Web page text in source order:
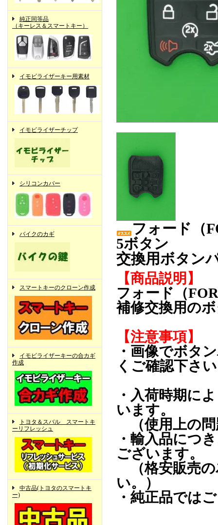
純正同等品
（キーレス＆スマートキー）
イモビライザーキー用素材
イモビライザーチップ
シリコンカバー
バイクのカギ
スマートキーのクローン作成
イモビライザーキーの合カギ
作成
トヨタ＆スバル スマートキ
ーリフレッシュ
中古品(トヨタのスマートキ
ー)
フォード（
5ボタン
交換用ボタン
【商品説明】
フォード（
補修交換用の
【注意事項】
・画像でボタ
くご確認下さ
・入荷時期に
います。
（使用上の問
・輸入品につ
ございます。
（格安販売の
い。）
・純正品では